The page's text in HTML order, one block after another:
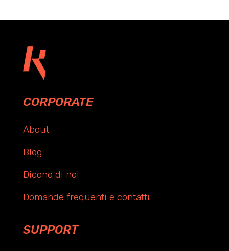
CORPORATE
About
Blog
Dicono di noi
Domande frequenti e contatti
SUPPORT